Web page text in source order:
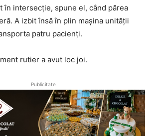
în intersecție, spune el, când părea
A izbit însă în plin mașina unității
patru pacienți.
rutier a avut loc joi.
Publicitate